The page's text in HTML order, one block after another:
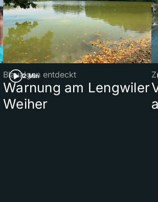
2 Min
Blaualgen entdeckt
Warnung am Lengwiler
Weiher